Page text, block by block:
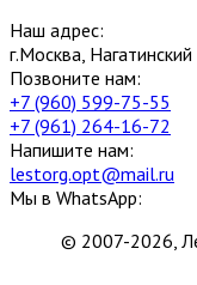
Наш адрес:
г.Москва,
Позвоните нам:
+7 (960) 599-75-55
+7 (961) 264-16-72
Напишите нам:
lestorg.opt@mail.ru
Мы в WhatsApp:
© 2007-2026,